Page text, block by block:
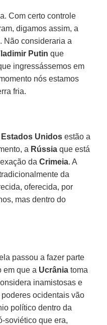
Com certo controle
digamos assim, a
Não consideraria a
Putin que
ingressássemos em
nós estamos
fria.
Estados Unidos estão a
a Rússia que está
daCrimeia. A
da
oferecida, por
mas dentro do
passou a fazer parte
em que a Ucrânia toma
inamistosas e
ocidentais vão
político dentro da
soviético que era,